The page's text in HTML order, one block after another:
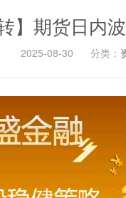
】期货日内
2025-08-30 分类：